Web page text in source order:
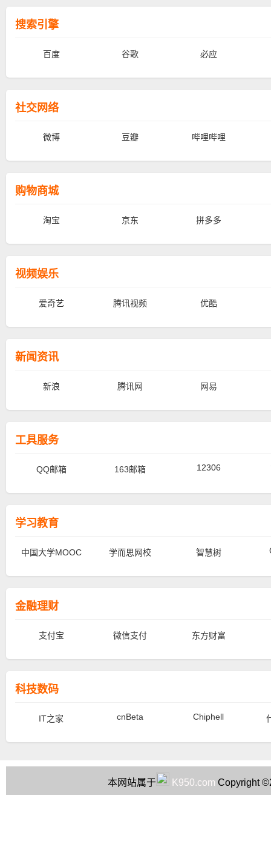
搜索引擎
百度 谷歌 必应
社交网络
微博 豆瓣 哔哩哔哩
购物商城
淘宝 京东 拼多多
视频娱乐
爱奇艺 腾讯视频 优酷
新闻资讯
新浪 腾讯网 网易
工具服务
QQ邮箱 163邮箱 12306
学习教育
中国大学MOOC 学而思网校 智慧树
金融理财
支付宝 微信支付 东方财富
科技数码
IT之家 cnBeta Chiphell
本网站属于 K950.com Copyright